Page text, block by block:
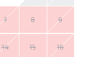
7 8 9
14 15 16